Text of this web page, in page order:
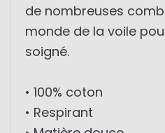
de nombreuses
monde de la voile
soigné.
• 100% coton
• Respirant